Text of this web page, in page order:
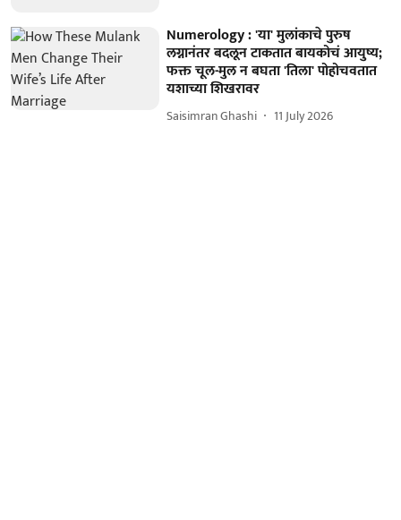
Numerology : 'या' मुलांकाचे पुरुष
लग्नानंतर बदलून टाकतात बायकोचं आयुष्य;
फक्त चूल-मुल न बघता 'तिला' पोहोचवतात
यशाच्या शिखरावर
Saisimran Ghashi 11 July 2026